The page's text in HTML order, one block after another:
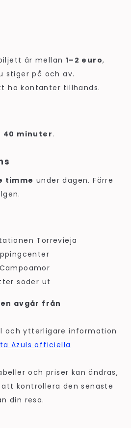
är mellan 1–2 euro,
stiger på och av.
ha kontanter tillhands.
40 minuter.
timme under dagen. Färre
Torrevieja
söder ut
avgår från
och ytterligare information
Azuls officiella
och priser kan ändras,
kontrollera den senaste
din resa.